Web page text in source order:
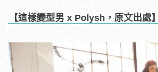
【這樣變型男 x Polysh，原文出處】